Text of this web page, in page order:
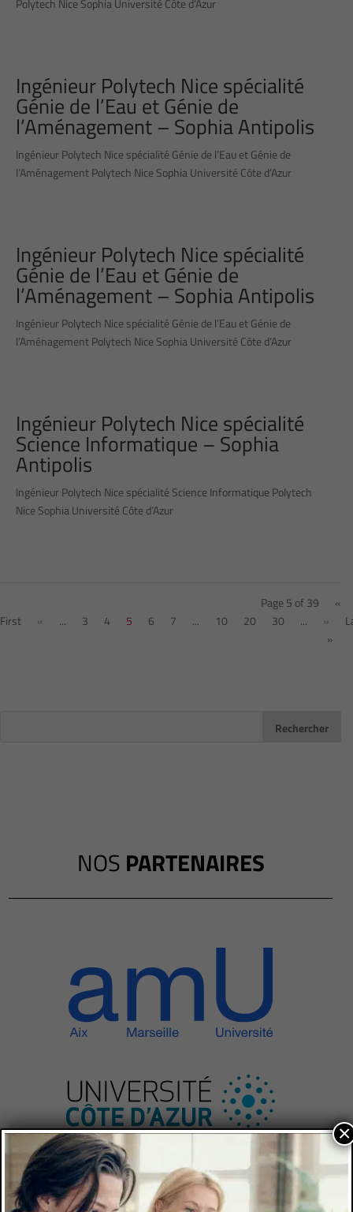
Polytech Nice Sophia Université Côte d’Azur
Ingénieur Polytech Nice spécialité
Génie de l’Eau et Génie de
l’Aménagement – Sophia Antipolis
Ingénieur Polytech Nice spécialité Génie de l’Eau et Génie de
l’Aménagement Polytech Nice Sophia Université Côte d’Azur
Ingénieur Polytech Nice spécialité
Génie de l’Eau et Génie de
l’Aménagement – Sophia Antipolis
Ingénieur Polytech Nice spécialité Génie de l’Eau et Génie de
l’Aménagement Polytech Nice Sophia Université Côte d’Azur
Ingénieur Polytech Nice spécialité
Science Informatique – Sophia
Antipolis
Ingénieur Polytech Nice spécialité Science Informatique Polytech
Nice Sophia Université Côte d’Azur
Page 5 of 39
«
First
« ... 3 4 5 6 7 ... 10 20 30 ... »
»
NOS PARTENAIRES
×